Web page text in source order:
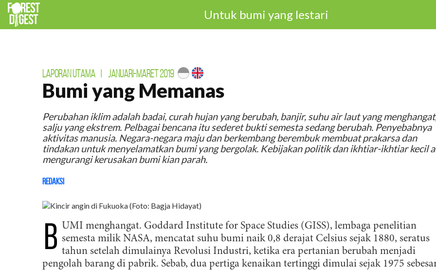
Untuk bumi yang lestari
LAPORAN UTAMA JANUARI-MARET 2019
Bumi yang Memanas
Perubahan iklim adalah badai, curah hujan yang berubah, banjir, suhu air laut yang
salju yang ekstrem. Pelbagai bencana itu sederet bukti semesta sedang berubah. Penyebabnya
aktivitas manusia. Negara-negara maju dan berkembang berembuk membuat prakarsa dan
tindakan untuk menyelamatkan bumi yang bergolak. Kebijakan politik dan ikhtiar-ikhtiar kecil
mengurangi kerusakan bumi kian parah.
Redaksi
B UMI menghangat. Goddard Institute for Space Studies (GISS), lembaga penelitian
semesta milik NASA, mencatat suhu bumi naik 0,8 derajat Celsius sejak 1880, seratus
tahun setelah dimulainya Revolusi Industri, ketika era pertanian berubah menjadi
pengolah barang di pabrik. Sebab, dua pertiga kenaikan tertinggi dimulai sejak 1975